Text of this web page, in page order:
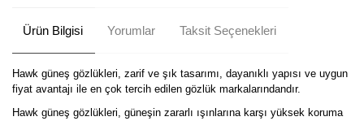
Ürün Bilgisi Yorumlar Taksit Seçenekleri
Hawk güneş gözlükleri, zarif ve şık tasarımı, dayanıklı yapısı ve uygun
fiyat avantajı ile en çok tercih edilen gözlük markalarındandır.
Hawk güneş gözlükleri, güneşin zararlı ışınlarına karşı yüksek koruma